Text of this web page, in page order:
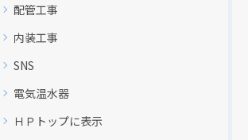
配管工事
内装工事
SNS
電気温水器
ＨＰトップに表示